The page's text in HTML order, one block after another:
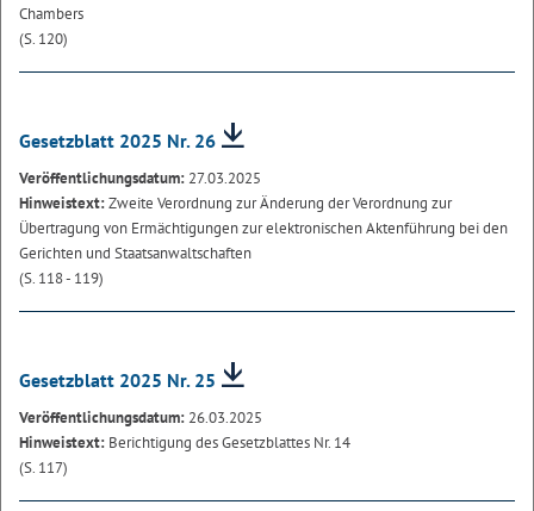
Chambers
(S. 120)
Gesetzblatt 2025 Nr. 26
Veröffentlichungsdatum: 27.03.2025
Hinweistext:Zweite Verordnung zur Änderung der Verordnung zur
Übertragung von Ermächtigungen zur elektronischen Aktenführung bei den
Gerichten und Staatsanwaltschaften
(S. 118 - 119)
Gesetzblatt 2025 Nr. 25
Veröffentlichungsdatum: 26.03.2025
Hinweistext: Berichtigung des Gesetzblattes Nr. 14
(S. 117)